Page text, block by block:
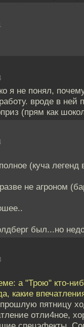
я не понял,
вроде в ней
(прям как
(куча легенд
не агроном
был...но
а "Трою" кто-
какие
пятницу
отли4ное,